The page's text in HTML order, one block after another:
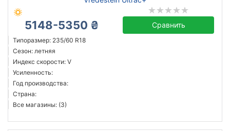
5148-5350 ₴ Сравнить
Типоразмер: 235/60 R18
Сезон: летняя
Индекс скорости: V
Усиленность:
Год производства:
Страна:
Все магазины: (3)